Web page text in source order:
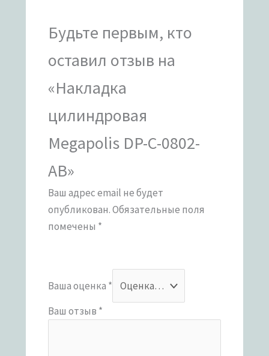
Будьте первым, кто
оставил отзыв на
«Накладка
цилиндровая
Megapolis DP-C-0802-
AB»
Ваш адрес email не будет
опубликован.Обязательные поля
помечены *
Ваша оценка *
Ваш отзыв *